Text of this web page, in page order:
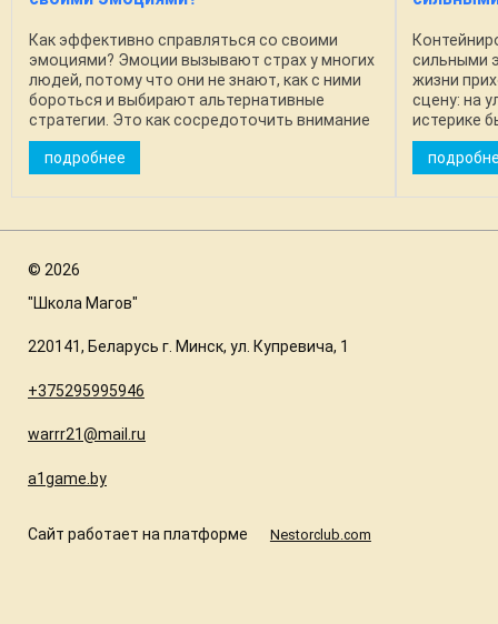
Как эффективно справляться со своими
эмоциями? Эмоции вызывают страх у многих
людей, потому что они не знают, как с ними
бороться и выбирают альтернативные
стратегии. Это как сосредоточить внимание
на чем-то другом, чтобы не столкнуться с
проблемой. ...
подробнее
сильными
жизни
сцену: на
истерике
шлепает, ...
© 2026
"Школа Магов"
220141, Беларусь г. Минск, ул. Купревича, 1
+375295995946
warrr21@mail.ru
a1game.by
Сайт работает на платформе Nestorclub.com